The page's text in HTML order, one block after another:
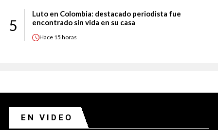
5
Luto en Colombia: destacado periodista fue
encontrado sin vida en su casa
Hace 15 horas
EN VIDEO